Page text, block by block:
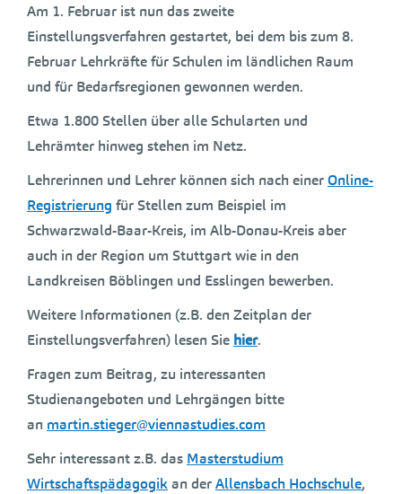
Am 1. Februar ist nun das zweite
Einstellungsverfahren gestartet, bei dem bis zum 8.
Februar Lehrkräfte für Schulen im ländlichen Raum
und für Bedarfsregionen gewonnen werden.
Etwa 1.800 Stellen über alle Schularten und
Lehrämter hinweg stehen im Netz.
Lehrerinnen und Lehrer können sich nach einerOnline-
Registrierung für Stellen zum Beispiel im
Schwarzwald-Baar-Kreis, im Alb-Donau-Kreis aber
auch in der Region um Stuttgart wie in den
Landkreisen Böblingen und Esslingen bewerben.
Weitere Informationen (z.B. den Zeitplan der
Einstellungsverfahren) lesen Sie hier.
Fragen zum Beitrag, zu interessanten
Studienangeboten und Lehrgängen bitte
an martin.stieger@viennastudies.com
Sehr interessant z.B. das Masterstudium
Wirtschaftspädagogikan derAllensbach Hochschule,